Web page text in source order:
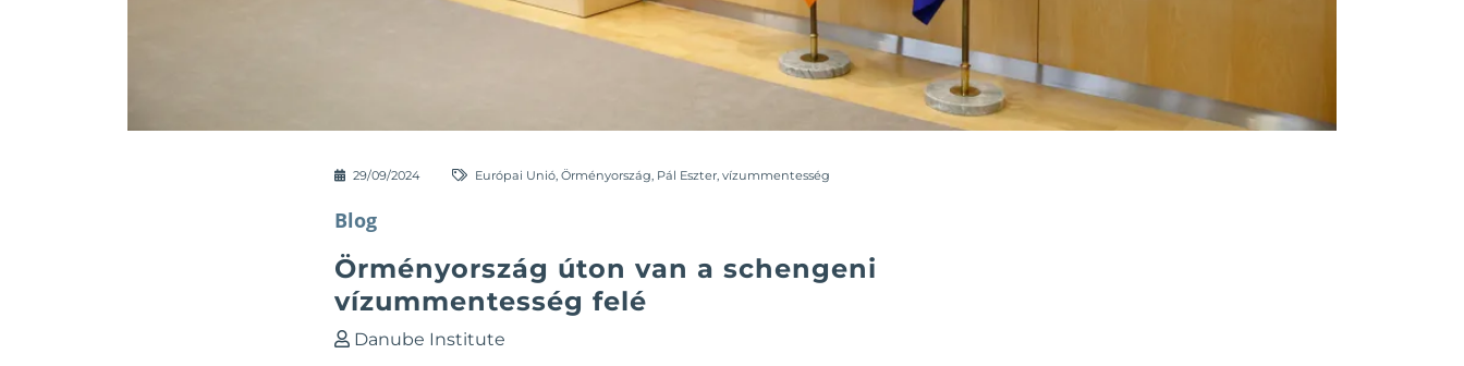
29/09/2024 Európai Unió Örményország Pál Eszter vízummentesség
Blog
Örményország úton van a schengeni
vízummentesség felé
Danube Institute